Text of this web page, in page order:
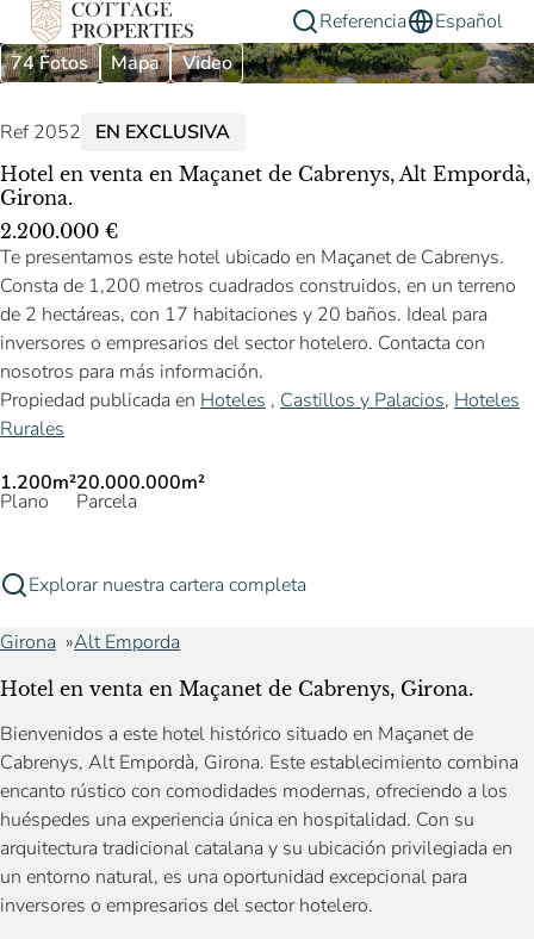
Referencia
Español
74 Fotos
Mapa Video
Ref 2052 EN EXCLUSIVA
Hotel en venta en Maçanet de Cabrenys, Alt Empordà,
Girona.
2.200.000 €
Te presentamos este hotel ubicado en Maçanet de Cabrenys.
Consta de 1,200 metros cuadrados construidos, en un terreno
de 2 hectáreas, con 17 habitaciones y 20 baños. Ideal para
inversores o empresarios del sector hotelero. Contacta con
nosotros para más información.
Propiedad publicada en Hoteles , Castillos y Palacios, Hoteles
Rurales
1.200m²
Plano
20.000.000m²
Parcela
Explorar nuestra cartera completa
Girona Alt Emporda
Hotel en venta en Maçanet de Cabrenys, Girona.
Bienvenidos a este hotel histórico situado en Maçanet de
Cabrenys, Alt Empordà, Girona. Este establecimiento combina
encanto rústico con comodidades modernas, ofreciendo a los
huéspedes una experiencia única en hospitalidad. Con su
arquitectura tradicional catalana y su ubicación privilegiada en
un entorno natural, es una oportunidad excepcional para
inversores o empresarios del sector hotelero.